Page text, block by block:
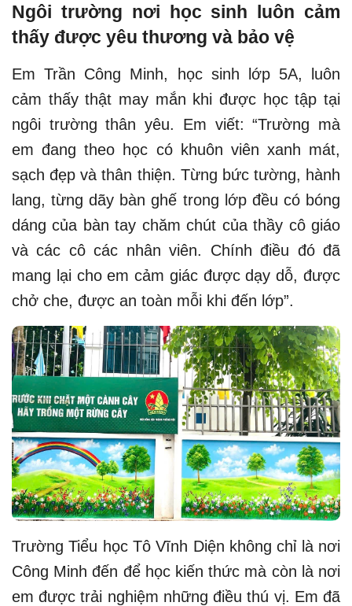
Ngôi trường nơi học sinh luôn cảm
thấy được yêu thương và bảo vệ
Em Trần Công Minh, học sinh lớp 5A, luôn
cảm thấy thật may mắn khi được học tập tại
ngôi trường thân yêu. Em viết: “Trường mà
em đang theo học có khuôn viên xanh mát,
sạch đẹp và thân thiện. Từng bức tường, hành
lang, từng dãy bàn ghế trong lớp đều có bóng
dáng của bàn tay chăm chút của thầy cô giáo
và các cô các nhân viên. Chính điều đó đã
mang lại cho em cảm giác được dạy dỗ, được
chở che, được an toàn mỗi khi đến lớp”.
Trường Tiểu học Tô Vĩnh Diện không chỉ là nơi
Công Minh đến để học kiến thức mà còn là nơi
em được trải nghiệm những điều thú vị. Em đã